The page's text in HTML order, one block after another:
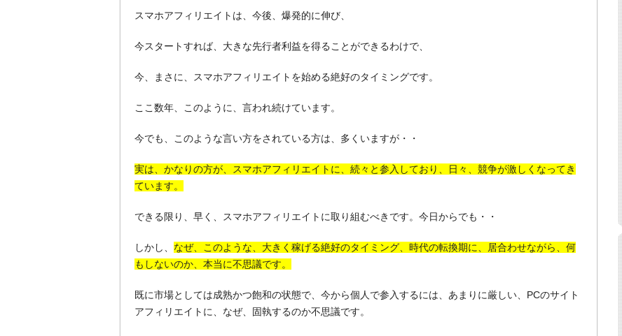
スマホアフィリエイトは、今後、爆発的に伸び、
今スタートすれば、大きな先行者利益を得ることができるわけで、
今、まさに、スマホアフィリエイトを始める絶好のタイミングです。
ここ数年、このように、言われ続けています。
今でも、このような言い方をされている方は、多くいますが・・
実は、かなりの方が、スマホアフィリエイトに、続々と参入しており、日々、競争が激しくなってき
ています。
できる限り、早く、スマホアフィリエイトに取り組むべきです。今日からでも・・
しかし、 なぜ、このような、大きく稼げる絶好のタイミング、時代の転換期に、居合わせながら、何
もしないのか、本当に不思議です。
既に市場としては成熟かつ飽和の状態で、今から個人で参入するには、あまりに厳しい、PCのサイト
アフィリエイトに、なぜ、固執するのか不思議です。
サラリーマン大家さんを応援！マンション経営、アパート経営の空室対策として、入居を促すリフォー
on書籍出版、多拠点居住の暮らしぶり、旅行業務取扱管理者、宅建等資格情報も。